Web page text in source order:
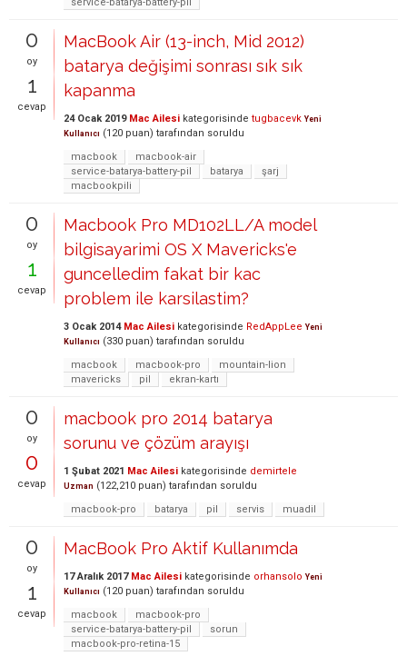
0
oy
1
cevap
MacBook Air (13-inch, Mid 2012)
batarya değişimi sonrası sık sık
kapanma
24 Ocak 2019 Mac Ailesi kategorisinde tugbacevk Yeni
Kullanıcı (120 puan) tarafından soruldu
macbook
macbook-air
service-batarya-battery-pil
batarya
şarj
macbookpili
0
oy
1
cevap
Macbook Pro MD102LL/A model
bilgisayarimi OS X Mavericks'e
guncelledim fakat bir kac
problem ile karsilastim?
3 Ocak 2014 Mac Ailesi kategorisinde RedAppLee Yeni
Kullanıcı (330 puan) tarafından soruldu
macbook
macbook-pro
mountain-lion
mavericks
pil ekran-kartı
0
oy
0
cevap
macbook pro 2014 batarya
sorunu ve çözüm arayışı
1 Şubat 2021 Mac Ailesi kategorisinde demirtele
Uzman (122,210 puan) tarafından soruldu
macbook-pro
batarya pil servis muadil
0
oy
1
cevap
MacBook Pro Aktif Kullanımda
17 Aralık 2017 Mac Ailesi kategorisinde orhansolo Yeni
Kullanıcı (120 puan) tarafından soruldu
macbook
macbook-pro
service-batarya-battery-pil
sorun
macbook-pro-retina-15